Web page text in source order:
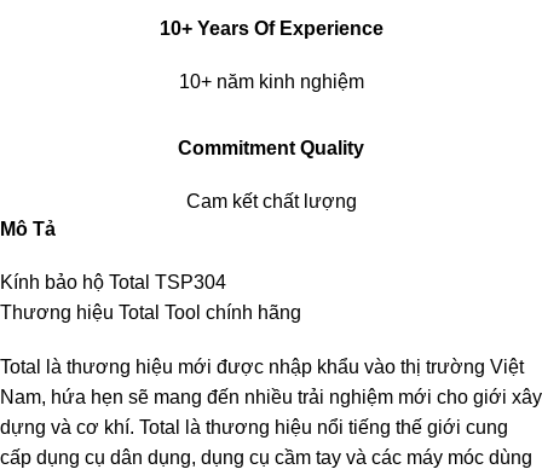
10+ Years Of Experience
10+ năm kinh nghiệm
Commitment Quality
Cam kết chất lượng
Mô Tả
Kính bảo hộ Total TSP304
Thương hiệu Total Tool chính hãng
Total là thương hiệu mới được nhập khẩu vào thị trường Việt
Nam, hứa hẹn sẽ mang đến nhiều trải nghiệm mới cho giới xây
dựng và cơ khí. Total là thương hiệu nổi tiếng thế giới cung
cấp dụng cụ dân dụng, dụng cụ cầm tay và các máy móc dùng